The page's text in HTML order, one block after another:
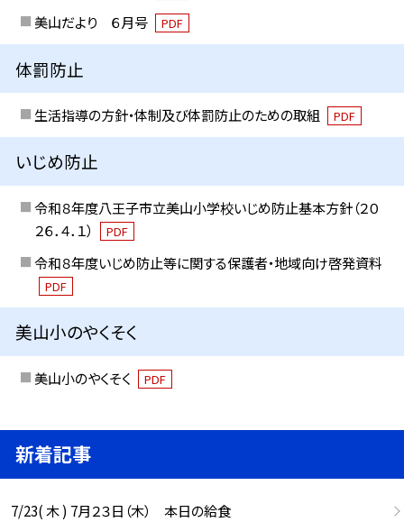
美山だより ６月号
PDF
体罰防止
生活指導の方針・体制及び体罰防止のための取組 PDF
いじめ防止
令和８年度八王子市立美山小学校いじめ防止基本方針（２０
２６．４．１）
PDF
令和８年度いじめ防止等に関する保護者・地域向け啓発資料
PDF
美山小のやくそく
美山小のやくそく PDF
新着記事
7/23( 木 ) 7月２３日（木） 本日の給食